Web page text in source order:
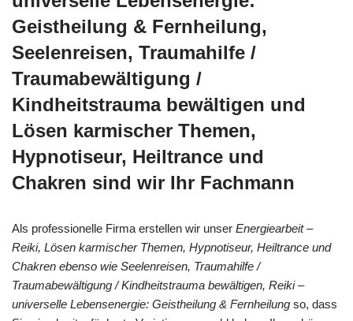
Geistheilung & Fernheilung,
Seelenreisen, Traumahilfe /
Traumabewältigung /
Kindheitstrauma bewältigen und
Lösen karmischer Themen,
Hypnotiseur, Heiltrance und
Chakren sind wir Ihr Fachmann
Als professionelle Firma erstellen wir unser Energiearbeit –
Reiki, Lösen karmischer Themen, Hypnotiseur, Heiltrance und
Chakren ebenso wie Seelenreisen, Traumahilfe /
Traumabewältigung / Kindheitstrauma bewältigen, Reiki –
universelle Lebensenergie: Geistheilung & Fernheilung so, dass